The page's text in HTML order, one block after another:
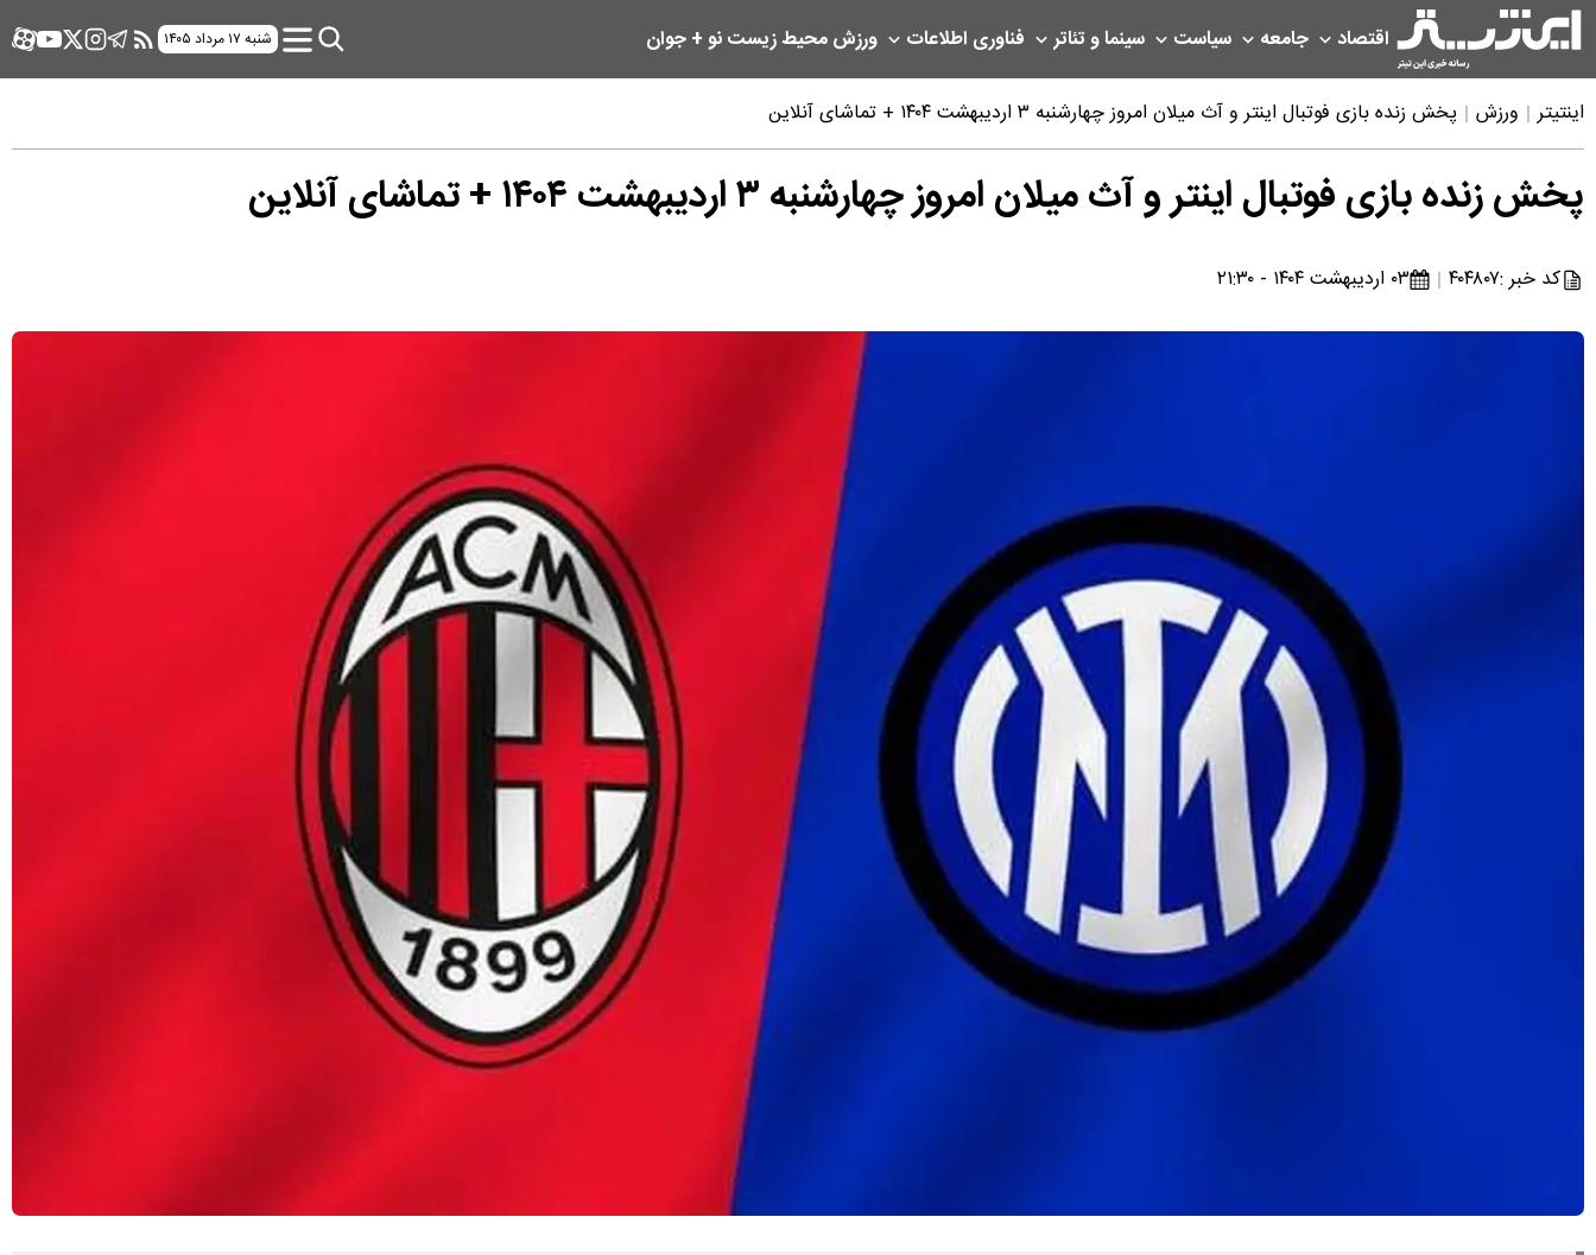
اقتصاد جامعه سیاست سینما و تئاتر فناوری اطلاعات ورزشمحیط زیستنو + جوان شنبه ۱۷ مرداد ۱۴۰۵
اینتیتر ورزش پخش زنده بازی فوتبال اینتر و آث میلان امروز چهارشنبه ۳ اردیبهشت ۱۴۰۴ + تماشای آنلاین
پخش زنده بازی فوتبال اینتر و آث میلان امروز چهارشنبه ۳ اردیبهشت ۱۴۰۴ + تماشای آنلاین
کد خبر :۴۰۴۸۰۷ ۰۳ اردیبهشت ۱۴۰۴ - ۲۱:۳۰